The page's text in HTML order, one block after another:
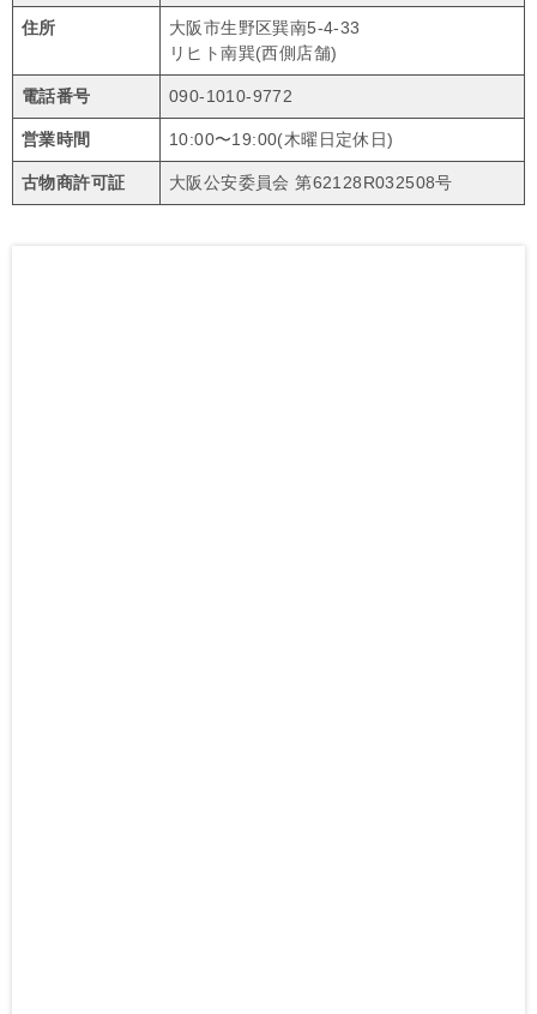
住所
大阪市生野区巽南5-4-33
リヒト南巽(西側店舗)
電話番号 090-1010-9772
営業時間 10:00〜19:00(木曜日定休日)
古物商許可証 大阪公安委員会 第62128R032508号